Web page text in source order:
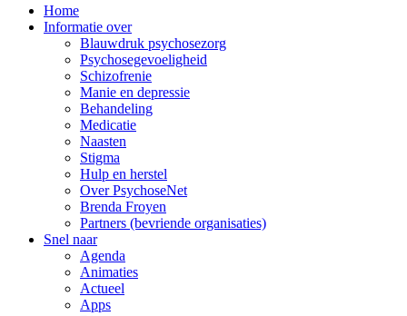
Main
Navigation
Home
Informatie over
Blauwdruk psychosezorg
Psychosegevoeligheid
Schizofrenie
Manie en depressie
Behandeling
Medicatie
Naasten
Stigma
Hulp en herstel
Over PsychoseNet
Brenda Froyen
Partners (bevriende organisaties)
Snel naar
Agenda
Animaties
Actueel
Apps